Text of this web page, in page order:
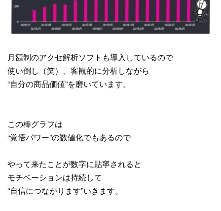
月額制のアクセ解析ソフトも導入しているので
使い倒し（笑）、客観的に分析しながら
“自分の商品価値”を磨いています。
この棒グラフは
“覚悟パワー”の数値化でもあるので
やって来たことが数字に貼寧されると
モチベーションは持続して
“自信につながります”いきます。